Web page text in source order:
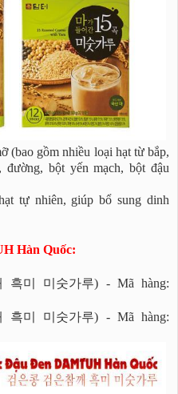
(bao gồm nhiều loại hạt từ bắp,
bột yến mạch, bột đậu
tự nhiên, giúp bổ sung dinh
Hàn Quốc:
흑미 미숫가루) - Mã hàng:
흑미 미숫가루) - Mã hàng: